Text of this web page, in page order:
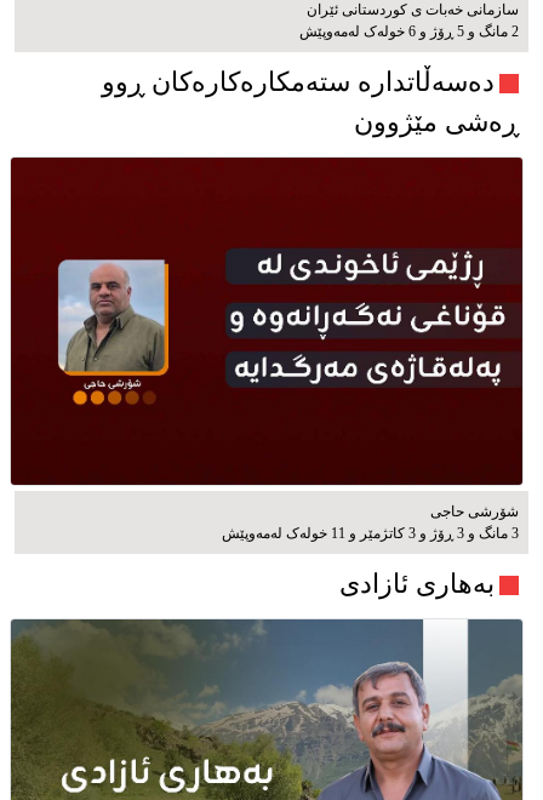
سازمانی خەبات ی كوردستانی ئێران
2 مانگ و 5 ڕۆژ و 6 خوله‌ک له‌مه‌وپێش‌
دەسەڵاتدارە ستەمکارەکارەکان ڕوو
ڕەشی مێژوون
شۆرشی حاجی
3 مانگ و 3 ڕۆژ و 3 کاتژمێر و 11 خوله‌ک له‌مه‌وپێش‌
بەهاری ئازادی